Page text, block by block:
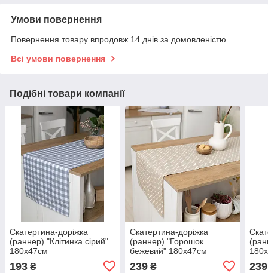
Умови повернення
Повернення товару впродовж 14 днів за домовленістю
Всі умови повернення
Подібні товари компанії
Скатертина-доріжка
(раннер) "Клітинка сірий"
180х47см
193 ₴
Скатертина-доріжка
(раннер) "Горошок
бежевий" 180х47см
239₴ 239